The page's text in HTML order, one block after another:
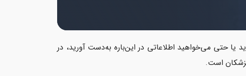
یا حتی می‌خواهید اطلاعاتی در این‌باره به‌دست آورید، در
است.